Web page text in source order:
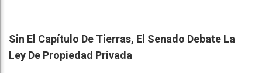
Sin El Capítulo De Tierras, El Senado Debate La
Ley De Propiedad Privada